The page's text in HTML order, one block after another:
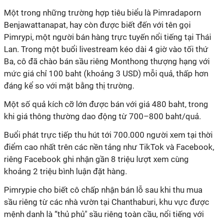
Một trong những trường hợp tiêu biểu là Pimradaporn
Benjawattanapat, hay còn được biết đến với tên gọi
Pimrypi, một người bán hàng trực tuyến nổi tiếng tại Thái
Lan. Trong một buổi livestream kéo dài 4 giờ vào tối thứ
Ba, cô đã chào bán sầu riêng Monthong thượng hạng với
mức giá chỉ 100 baht (khoảng 3 USD) mỗi quả, thấp hơn
đáng kể so với mặt bằng thị trường.
Một số quả kích cỡ lớn được bán với giá 480 baht, trong
khi giá thông thường dao động từ 700–800 baht/quả.
Buổi phát trực tiếp thu hút tới 700.000 người xem tại thời
điểm cao nhất trên các nền tảng như TikTok và Facebook,
riêng Facebook ghi nhận gần 8 triệu lượt xem cùng
khoảng 2 triệu bình luận đặt hàng.
Pimrypie cho biết cô chấp nhận bán lỗ sau khi thu mua
sầu riêng từ các nhà vườn tại Chanthaburi, khu vực được
mệnh danh là “thủ phủ" sầu riêng toàn cầu, nổi tiếng với